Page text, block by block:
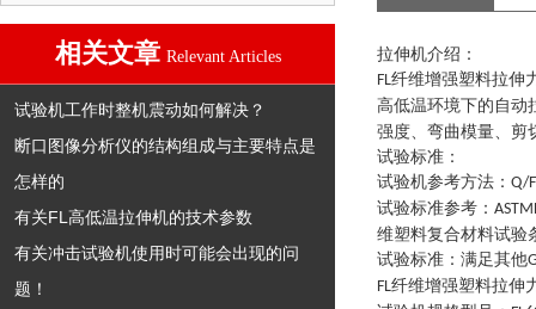
相关文章 Relevant Articles
试验机工作时整机震动如何解决？
断口图像分析仪的结构组成与主要特点是
怎样的
有关FL高低温拉伸机的技术参数
有关冲击试验机使用时可能会出现的问
题！
拉伸机介绍 ：
FL纤维增强塑料拉伸
高低温环境下的自动
强度、弯曲模量、剪
试验标准：
试验机参考方法 ： Q/
试验标准参考 ：
维塑料复合材料试验
试验标准 ： 满足其他
FL纤维增强塑料拉伸